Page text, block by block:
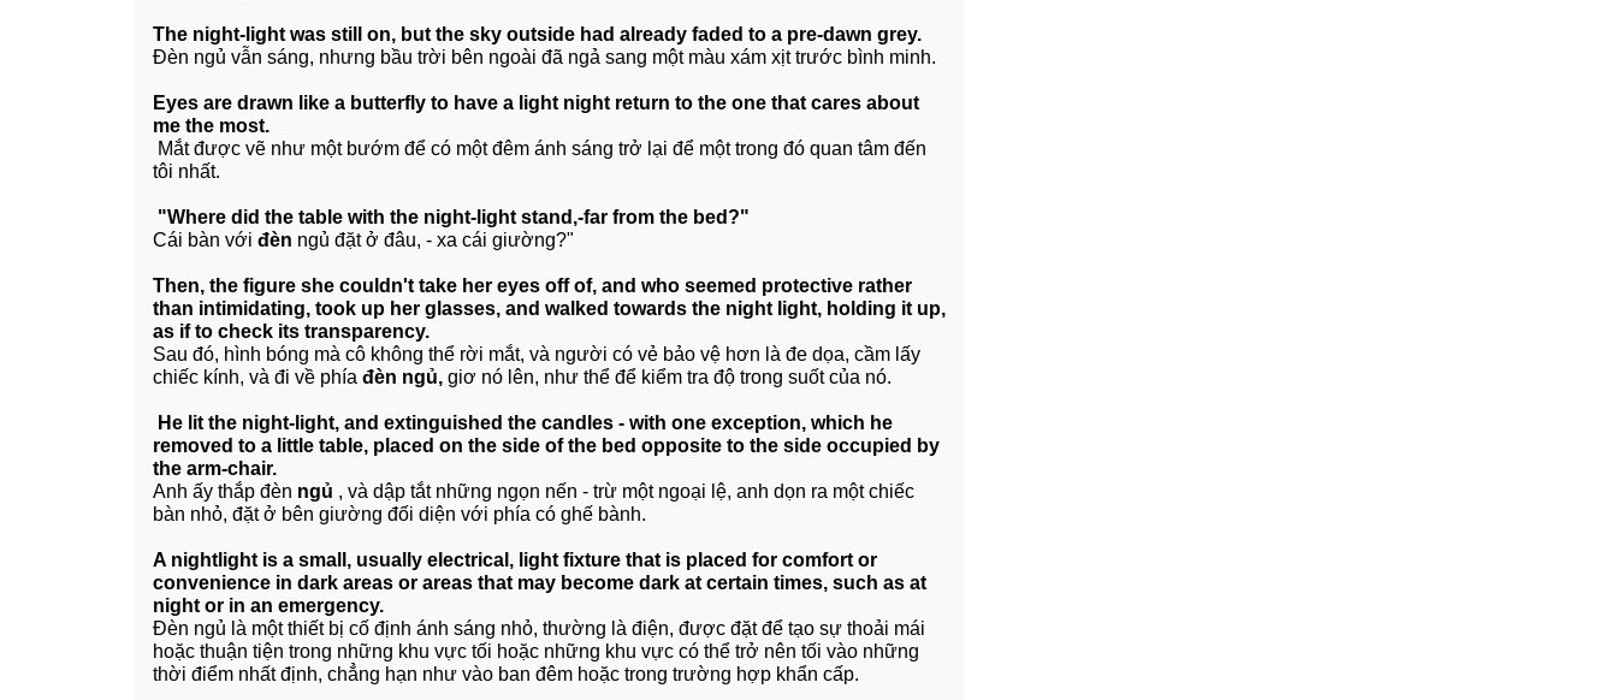
The night-light was still on, but the sky outside had already faded to a pre-dawn grey.
Đèn ngủ vẫn sáng, nhưng bầu trời bên ngoài đã ngả sang một màu xám xịt trước bình minh.
Eyes are drawn like a butterfly to have a light night return to the one that cares about
me the most.
Mắt được vẽ như một bướm để có một đêm ánh sáng trở lại để một trong đó quan tâm đến
tôi nhất.
"Where did the table with the night-light stand,-far from the bed?"
Cái bàn với đèn ngủ đặt ở đâu, - xa cái giường?"
Then, the figure she couldn't take her eyes off of, and who seemed protective rather
than intimidating, took up her glasses, and walked towards the night light, holding it up,
as if to check its transparency.
Sau đó, hình bóng mà cô không thể rời mắt, và người có vẻ bảo vệ hơn là đe dọa, cầm lấy
chiếc kính, và đi về phía đèn ngủ, giơ nó lên, như thể để kiểm tra độ trong suốt của nó.
He lit the night-light, and extinguished the candles - with one exception, which he
removed to a little table, placed on the side of the bed opposite to the side occupied by
the arm-chair.
Anh ấy thắp đèn ngủ , và dập tắt những ngọn nến - trừ một ngoại lệ, anh dọn ra một chiếc
bàn nhỏ, đặt ở bên giường đối diện với phía có ghế bành.
A nightlight is a small, usually electrical, light fixture that is placed for comfort or
convenience in dark areas or areas that may become dark at certain times, such as at
night or in an emergency.
Đèn ngủ là một thiết bị cố định ánh sáng nhỏ, thường là điện, được đặt để tạo sự thoải mái
hoặc thuận tiện trong những khu vực tối hoặc những khu vực có thể trở nên tối vào những
thời điểm nhất định, chẳng hạn như vào ban đêm hoặc trong trường hợp khẩn cấp.